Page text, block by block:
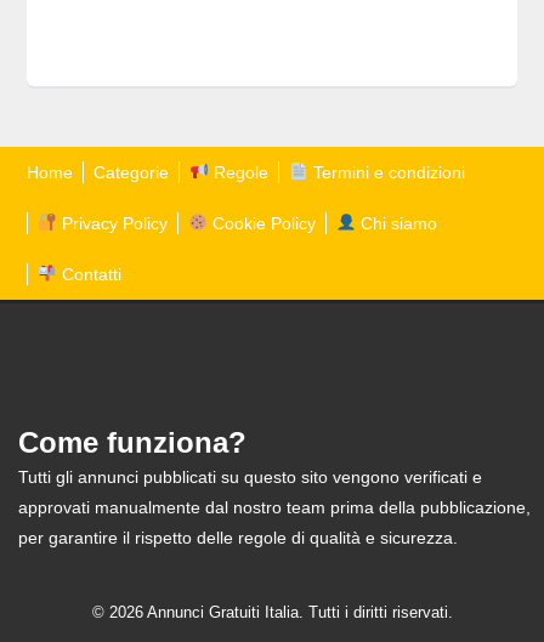
Home Categorie Regole Termini e condizioni
Privacy Policy Cookie Policy Chi siamo
Contatti
Come funziona?
Tutti gli annunci pubblicati su questo sito vengono verificati e
approvati manualmente dal nostro team prima della pubblicazione,
per garantire il rispetto delle regole di qualità e sicurezza.
© 2026 Annunci Gratuiti Italia. Tutti i diritti riservati.